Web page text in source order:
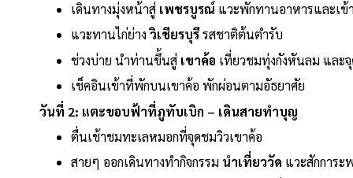
เดินทางมุ่งหน้าสู่ เพชรบูรณ์ แวะพักทานอาหารและเ
แวะทานไก่ย่างวิเชียรบุรีรสชาติต้นตำรับ
ช่วงบ่าย นำท่านขึ้นสู่ เขาค้อ เที่ยวชมทุ่งกังหันลม และ
เช็คอินเข้าที่พักบนเขาค้อ พักผ่อนตามอัธยาศัย
วันที่ 2: แตะขอบฟ้าที่ภูทับเบิก – เดินสายทำบุญ
ตื่นเช้าชมทะเลหมอกที่จุดชมวิวเขาค้อ
สายๆ ออกเดินทางทำกิจกรรม นำเที่ยววัด แวะสักการะ